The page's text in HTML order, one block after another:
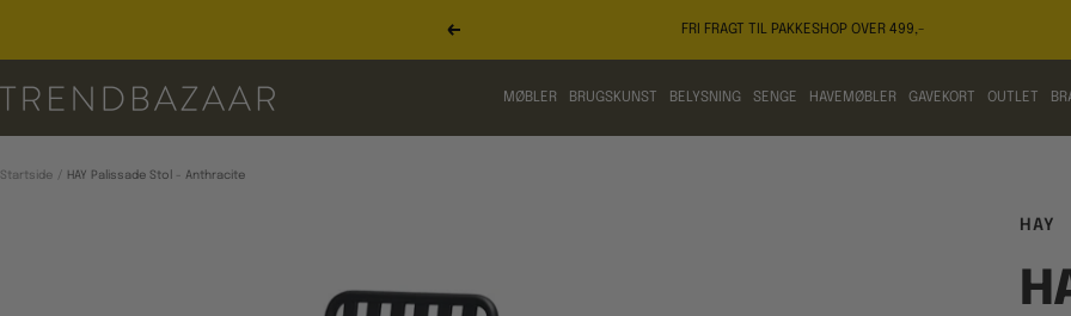
indhold
Forrige FRI FRAGT TIL PAKKESHOP OVER 499,-
MØBLER BRUGSKUNST BELYSNING SENGE HAVEMØBLER GAVEKORT OUTLET
TRENDBAZAAR
Startside HAY Palissade Stol - Anthracite
HAY